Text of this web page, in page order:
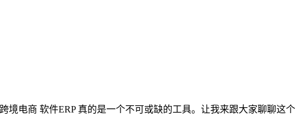
电商 软件ERP 真的是一个不可或缺的工具。让我来跟大家聊聊这个